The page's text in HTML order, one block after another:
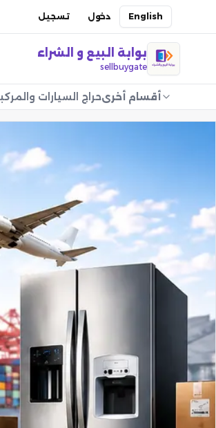
English دخول تسجيل
بوابة البيع و الشراء
sellbuygate
أقسام أخرىحراج السيارات